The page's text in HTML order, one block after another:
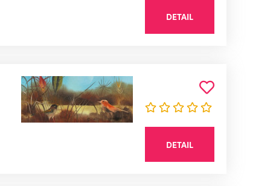
DETAIL
DETAIL